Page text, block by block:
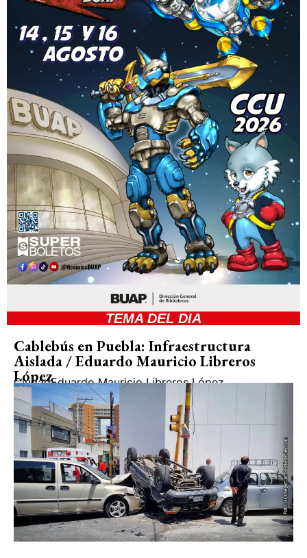
TEMA DEL DIA
Cablebús en Puebla: Infraestructura
Aislada / Eduardo Mauricio Libreros
López
CiudadEduardo Mauricio Libreros López